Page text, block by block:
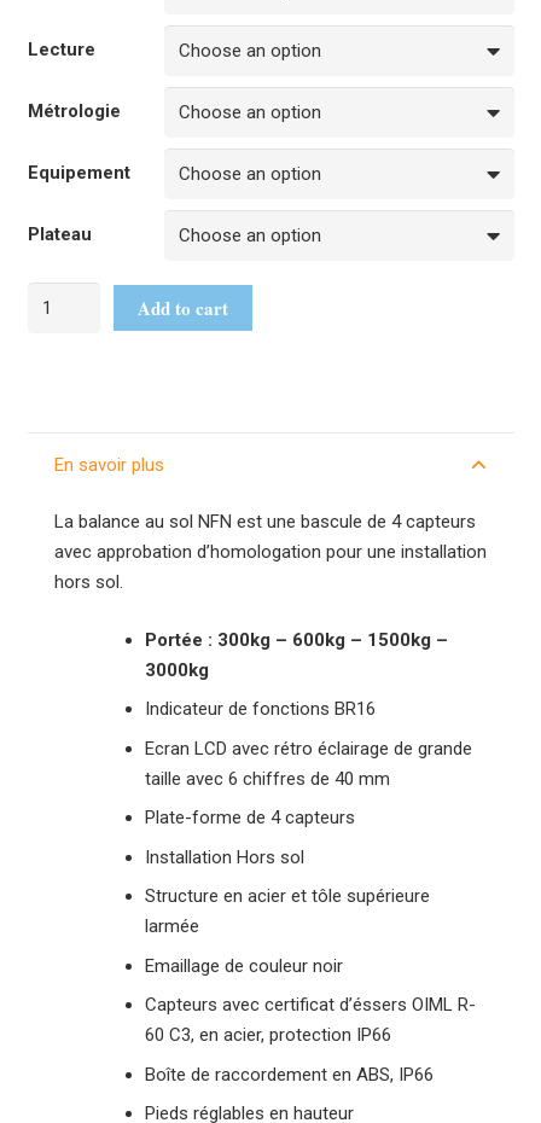
Lecture
Métrologie
Equipement
Plateau
Add to cart
En savoir plus
La balance au sol NFN est une bascule de 4 capteurs
avec approbation d’homologation pour une installation
hors sol.
Portée : 300kg – 600kg – 1500kg –
3000kg
Indicateur de fonctions BR16
Ecran LCD avec rétro éclairage de grande
taille avec 6 chiffres de 40 mm
Plate-forme de 4 capteurs
Installation Hors sol
Structure en acier et tôle supérieure
larmée
Emaillage de couleur noir
Capteurs avec certificat d’éssers OIML R-
60 C3, en acier, protection IP66
Boîte de raccordement en ABS, IP66
Pieds réglables en hauteur